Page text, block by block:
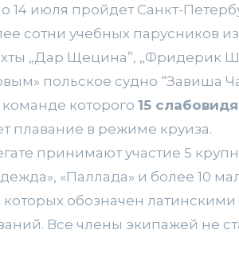
14 июля пройдет Санкт-
сотни учебных парусников
„Дар Щецина”, „Фридерик
польское судно “Завиша
которого 15
плавание в режиме круиза.
принимают участие 5
«Паллада» и более 10
обозначен
Все члены экипажей не